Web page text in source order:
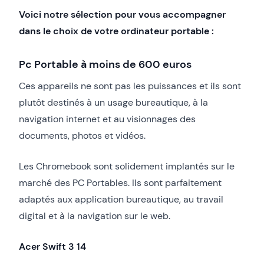
Voici notre sélection pour vous accompagner
dans le choix de votre ordinateur portable :
Pc Portable à moins de 600 euros
Ces appareils ne sont pas les puissances et ils sont
plutôt destinés à un usage bureautique, à la
navigation internet et au visionnages des
documents, photos et vidéos.
Les Chromebook sont solidement implantés sur le
marché des PC Portables. Ils sont parfaitement
adaptés aux application bureautique, au travail
digital et à la navigation sur le web.
Acer Swift 3 14